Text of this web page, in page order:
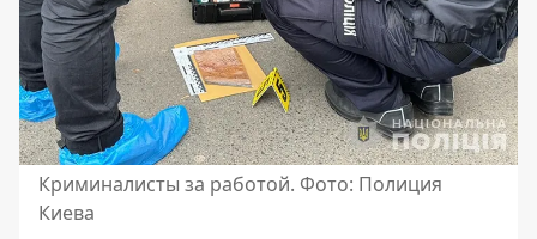
Криминалисты за работой. Фото: Полиция
Киева